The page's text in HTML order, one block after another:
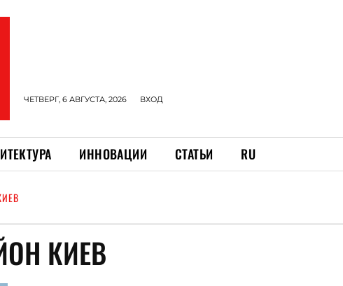
ЧЕТВЕРГ, 6 АВГУСТА, 2026 ВХОД
ИННОВАЦИИ СТАТЬИ RU
КИЕВ